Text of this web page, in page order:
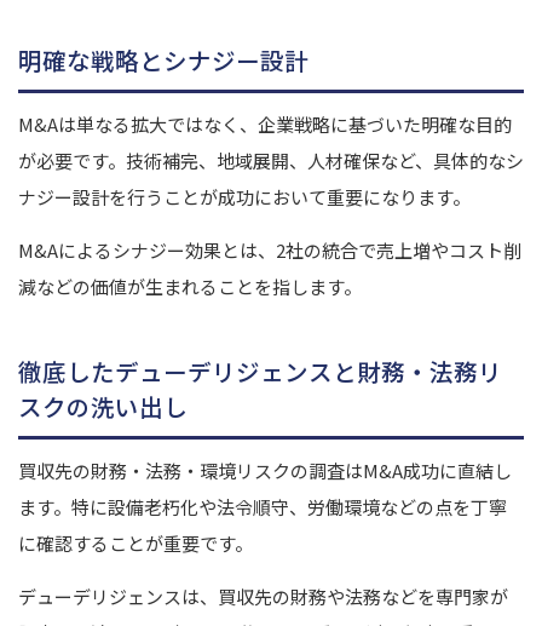
明確な戦略とシナジー設計
M&Aは単なる拡大ではなく、企業戦略に基づいた明確な目的
が必要です。技術補完、地域展開、人材確保など、具体的なシ
ナジー設計を行うことが成功において重要になります。
M&Aによるシナジー効果とは、2社の統合で売上増やコスト削
減などの価値が生まれることを指します。
徹底したデューデリジェンスと財務・法務リ
スクの洗い出し
買収先の財務・法務・環境リスクの調査はM&A成功に直結し
ます。特に設備老朽化や法令順守、労働環境などの点を丁寧
に確認することが重要です。
デューデリジェンスは、買収先の財務や法務などを専門家が